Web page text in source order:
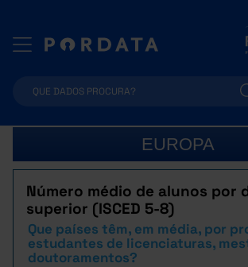
EUROPA
Número médio de alunos por
superior (ISCED 5-8)
Que países têm, em média, por
estudantes de licenciaturas,
doutoramentos?